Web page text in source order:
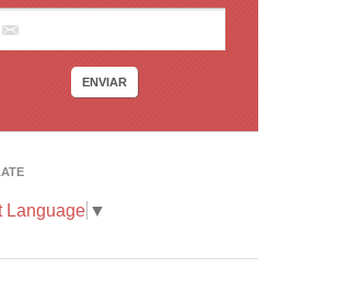
Language ▼